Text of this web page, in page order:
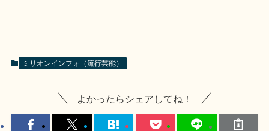
ミリオンインフォ（流行芸能）
よかったらシェアしてね！